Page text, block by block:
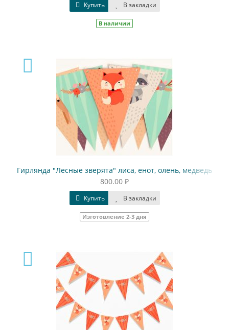
Купить В закладки
В наличии
Гирлянда "Лесные зверята" лиса, енот, олень, медведь
800.00 ₽
Купить В закладки
Изготовление 2-3 дня